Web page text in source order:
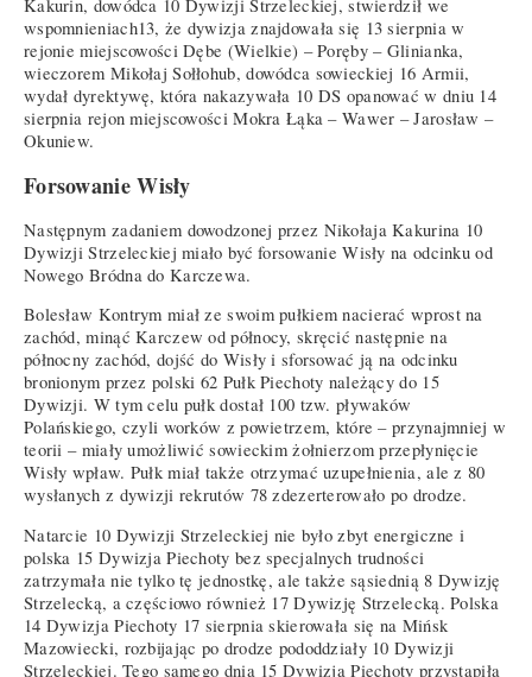
Kakurin, dowódca 10 Dywizji Strzeleckiej, stwierdził we
wspomnieniach13, że dywizja znajdowała się 13 sierpnia w
rejonie miejscowości Dębe (Wielkie) – Poręby – Glinianka,
wieczorem Mikołaj Sołłohub, dowódca sowieckiej 16 Armii,
wydał dyrektywę, która nakazywała 10 DS opanować w dniu 14
sierpnia rejon miejscowości Mokra Łąka – Wawer – Jarosław –
Okuniew.
Forsowanie Wisły
Następnym zadaniem dowodzonej przez Nikołaja Kakurina 10
Dywizji Strzeleckiej miało być forsowanie Wisły na odcinku od
Nowego Bródna do Karczewa.
Bolesław Kontrym miał ze swoim pułkiem nacierać wprost na
zachód, minąć Karczew od północy, skręcić następnie na
północny zachód, dojść do Wisły i sforsować ją na odcinku
bronionym przez polski 62 Pułk Piechoty należący do 15
Dywizji. W tym celu pułk dostał 100 tzw. pływaków
Polańskiego, czyli worków z powietrzem, które – przynajmniej w
teorii – miały umożliwić sowieckim żołnierzom przepłynięcie
Wisły wpław. Pułk miał także otrzymać uzupełnienia, ale z 80
wysłanych z dywizji rekrutów 78 zdezerterowało po drodze.
Natarcie 10 Dywizji Strzeleckiej nie było zbyt energiczne i
polska 15 Dywizja Piechoty bez specjalnych trudności
zatrzymała nie tylko tę jednostkę, ale także sąsiednią 8 Dywizję
Strzelecką, a częściowo również 17 Dywizję Strzelecką. Polska
14 Dywizja Piechoty 17 sierpnia skierowała się na Mińsk
Mazowiecki, rozbijając po drodze pododdziały 10 Dywizji
Strzeleckiej. Tego samego dnia 15 Dywizja Piechoty przystąpiła